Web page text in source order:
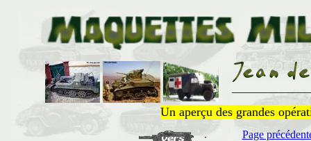
Un aperçu des grandes
Page